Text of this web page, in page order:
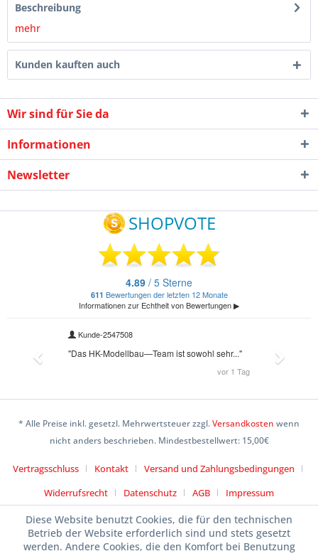
Beschreibung
mehr
Kunden kauften auch
Wir sind für Sie da
Informationen
Newsletter
* Alle Preise inkl. gesetzl. Mehrwertsteuer zzgl.Versandkosten wenn
nicht anders beschrieben. Mindestbestellwert: 15,00€
Vertragsschluss Kontakt
Versand und Zahlungsbedingungen
Widerrufsrecht
Datenschutz AGB Impressum
Diese Website benutzt Cookies, die für den technischen
Betrieb der Website erforderlich sind und stets gesetzt
werden. Andere Cookies, die den Komfort bei Benutzung